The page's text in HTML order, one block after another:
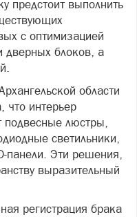
предстоит выполнить
с оптимизацией
дверных блоков, а
области
что интерьер
подвесные люстры,
светильники,
панели. Эти решения,
выразительный
регистрация брака